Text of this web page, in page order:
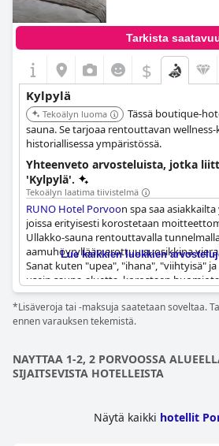
Tarkista
$
Kylpylä
Tekoälyn luoma
Tässä boutique-
sauna. Se tarjoaa rentouttavan
historiallisessa ympäristössä.
Yhteenveto arvosteluista, jotka
'Kylpylä'.
Tekoälyn laatima tiivistelmä
RUNO Hotel Porvoon spa saa
joissa erityisesti korostetaan
Ullakko-sauna rentouttavalla
aamuhöyryllään erottuu suosikkina
Sanat kuten "upea", "ihana", "viihtyisä"
usein sauna-aluetta, korostaen
erinomaista suunnittelua. Arvostelijat
rauhallista ympäristöä, jossa kylpytakit
ripauksen ylellisyyttä kokemukseen.
virkistävä, lisäten ainutlaatuisen
Asiakkaat huomioivat myös tilojen
kehutaan jatkuvasti sen tarjoamasta
Lue kaikkien luokkien
*Lisäveroja tai -maksuja saatetaan soveltaa.
ennen varauksen tekemistä.
NAYTTAA 1-2, 2 PORVOOSSA
SIJAITSEVISTA HOTELLEISTA
Näytä kaikki hotellit